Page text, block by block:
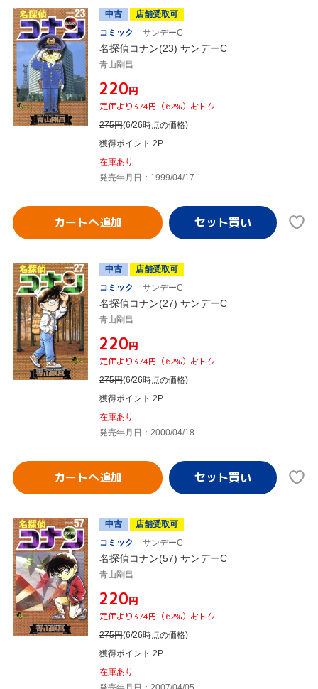
中古
店舗受取可
コミック
サンデーC
名探偵コナン(23) サンデーC
青山剛昌
¥220円
定価より374円（62%）おトク
275円(6/26時点の価格)
獲得ポイント 2P
在庫あり
発売年月日：1999/04/17
カートへ追加
中古
店舗受取可
コミック
サンデーC
名探偵コナン(27) サンデーC
青山剛昌
¥220円
定価より374円（62%）おトク
275円(6/26時点の価格)
獲得ポイント 2P
在庫あり
発売年月日：2000/04/18
カートへ追加
中古
店舗受取可
コミック
サンデーC
名探偵コナン(57) サンデーC
青山剛昌
¥220円
定価より374円（62%）おトク
275円(6/26時点の価格)
獲得ポイント 2P
在庫あり